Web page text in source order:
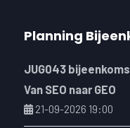
Planning
JUG043
Van SEO naar GEO
21-09-2026 19:00